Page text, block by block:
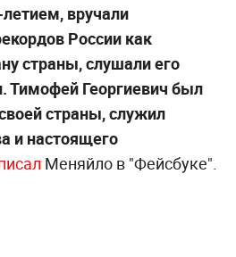
вручали
России как
страны, слушали его
Тимофей Георгиевич был
страны, служил
и настоящего
Меняйло в "Фейсбуке".